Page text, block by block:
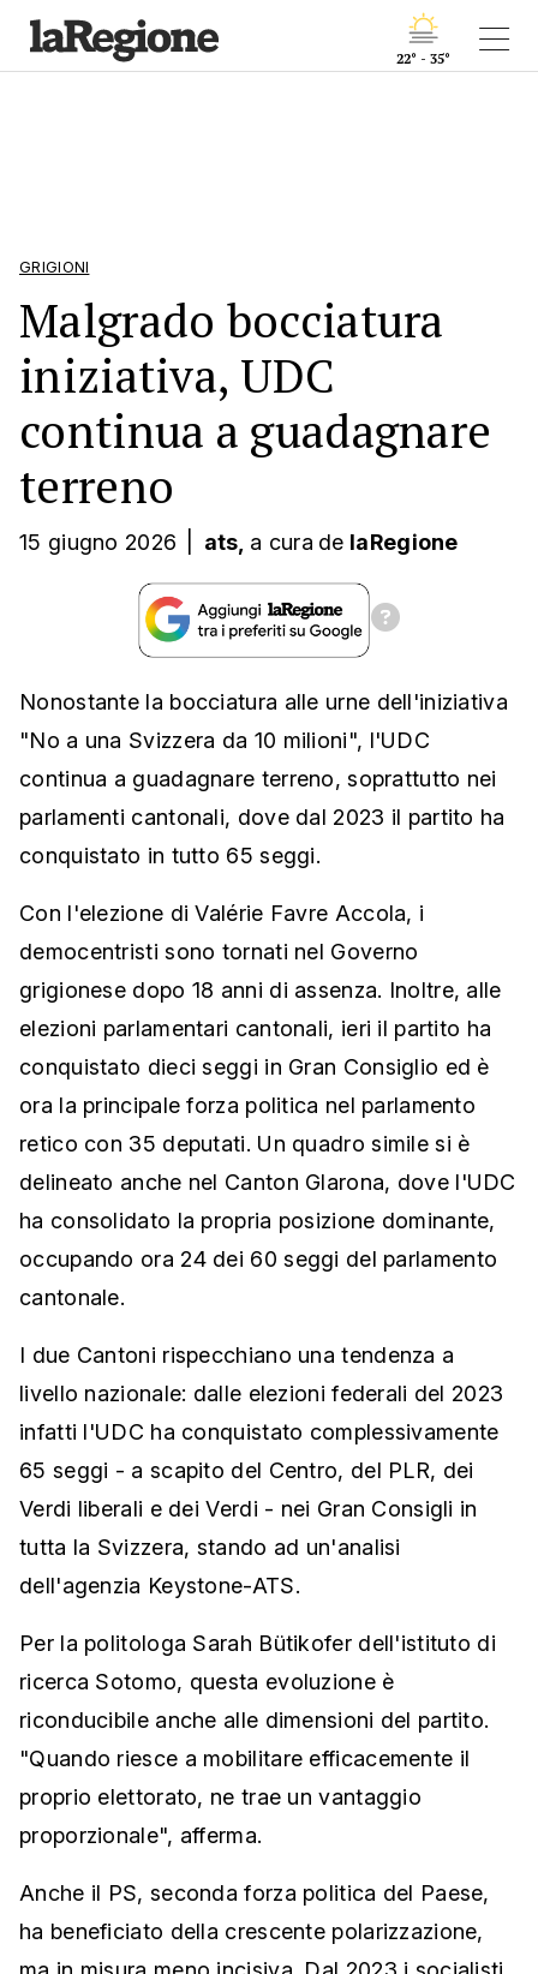
22° - 35°
GRIGIONI
Malgrado bocciatura
iniziativa, UDC
continua a guadagnare
terreno
15 giugno 2026 ats, a cura de laRegione
Nonostante la bocciatura alle urne dell'iniziativa
"No a una Svizzera da 10 milioni", l'UDC
continua a guadagnare terreno, soprattutto nei
parlamenti cantonali, dove dal 2023 il partito ha
conquistato in tutto 65 seggi.
Con l'elezione di Valérie Favre Accola, i
democentristi sono tornati nel Governo
grigionese dopo 18 anni di assenza. Inoltre, alle
elezioni parlamentari cantonali, ieri il partito ha
conquistato dieci seggi in Gran Consiglio ed è
ora la principale forza politica nel parlamento
retico con 35 deputati. Un quadro simile si è
delineato anche nel Canton Glarona, dove l'UDC
ha consolidato la propria posizione dominante,
occupando ora 24 dei 60 seggi del parlamento
cantonale.
I due Cantoni rispecchiano una tendenza a
livello nazionale: dalle elezioni federali del 2023
infatti l'UDC ha conquistato complessivamente
65 seggi - a scapito del Centro, del PLR, dei
Verdi liberali e dei Verdi - nei Gran Consigli in
tutta la Svizzera, stando ad un'analisi
dell'agenzia Keystone-ATS.
Per la politologa Sarah Bütikofer dell'istituto di
ricerca Sotomo, questa evoluzione è
riconducibile anche alle dimensioni del partito.
"Quando riesce a mobilitare efficacemente il
proprio elettorato, ne trae un vantaggio
proporzionale", afferma.
Anche il PS, seconda forza politica del Paese,
ha beneficiato della crescente polarizzazione,